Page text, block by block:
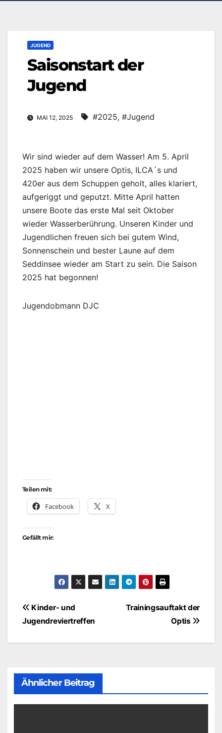
JUGEND
Saisonstart der
Jugend
MAI 12, 2025 #2025, #Jugend
Wir sind wieder auf dem Wasser! Am 5. April
2025 haben wir unsere Optis, ILCA´s und
420er aus dem Schuppen geholt, alles klariert,
aufgeriggt und geputzt. Mitte April hatten
unsere Boote das erste Mal seit Oktober
wieder Wasserberührung. Unseren Kinder und
Jugendlichen freuen sich bei gutem Wind,
Sonnenschein und bester Laune auf dem
Seddinsee wieder am Start zu sein. Die Saison
2025 hat begonnen!
Jugendobmann DJC
Teilen mit:
Facebook X
Gefällt mir:
Beitragsnavigation
Trainingsauftakt der
Optis
Kinder- und
Jugendreviertreffen
Ähnlicher Beitrag